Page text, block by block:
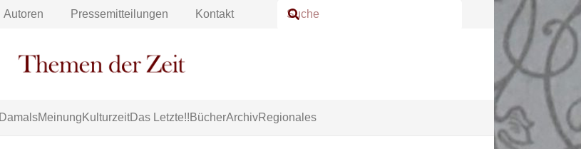
Autoren Pressemitteilungen Kontakt
DamalsMeinung KulturzeitDas Letzte!! BücherArchivRegionales